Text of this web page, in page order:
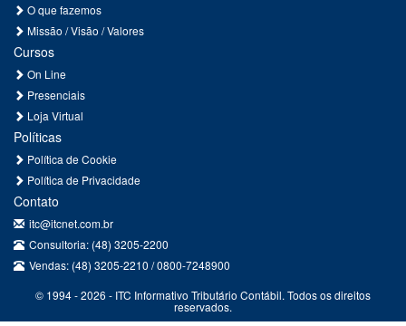
O que fazemos
Missão / Visão / Valores
Cursos
On Line
Presenciais
Loja Virtual
Políticas
Política de Cookie
Política de Privacidade
Contato
itc@itcnet.com.br
Consultoria: (48) 3205-2200
Vendas: (48) 3205-2210 / 0800-7248900
© 1994 - 2026 - ITC Informativo Tributário Contábil. Todos os direitos
reservados.